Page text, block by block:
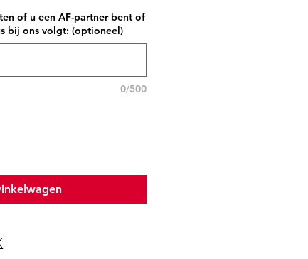
of u een AF-partner bent of
bij ons volgt: (optioneel)
0/500